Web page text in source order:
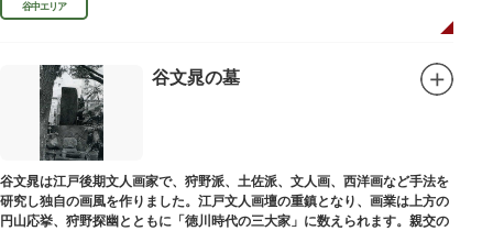
谷中エリア
谷文晁の墓
谷文晁は江戸後期文人画家で、狩野派、土佐派、文人画、西洋画など手法を
研究し独自の画風を作りました。江戸文人画壇の重鎮となり、画業は上方の
円山応挙、狩野探幽とともに「徳川時代の三大家」に数えられます。親交の